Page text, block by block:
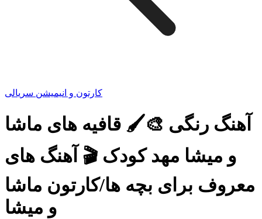
کارتون و انیمیشن سریالی
آهنگ رنگی 🎨🖌️ قافیه های ماشا
و میشا مهد کودک 🎬 آهنگ های
معروف برای بچه ها/کارتون ماشا
و میشا